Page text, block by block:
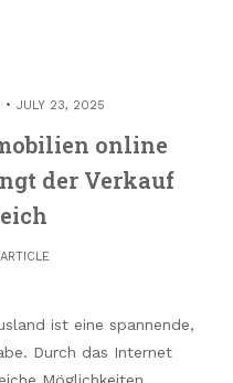
JULY 23, 2025
online
der Verkauf
ARTICLE
ist eine spannende,
Durch das Internet
Möglichkeiten,